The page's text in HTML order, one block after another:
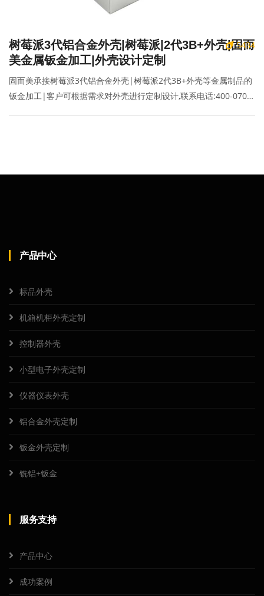
5434
树莓派3代铝合金外壳|树莓派|2代3B+外壳|固而
美金属钣金加工|外壳设计定制
固而美承接树莓派3代铝合金外壳|树莓派2代3B+外壳等金属制品的
钣金加工|客户可根据需求对外壳进行定制设计,联系电话:400-070-
产品中心
标品外壳
机箱机柜外壳定制
控制器外壳
小型电子外壳定制
仪器仪表外壳
铝合金外壳定制
钣金外壳定制
铣铝+钣金
服务支持
产品中心
成功案例